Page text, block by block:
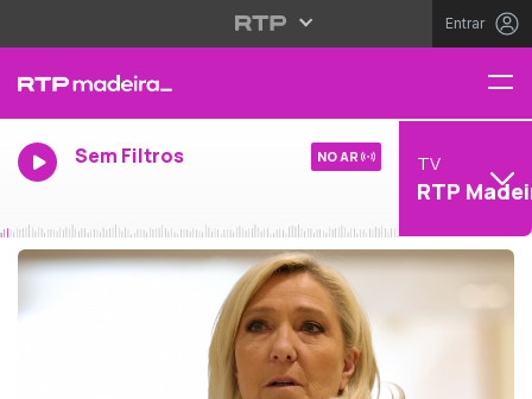
Entrar
Sem Filtros NO AR TV
RTP